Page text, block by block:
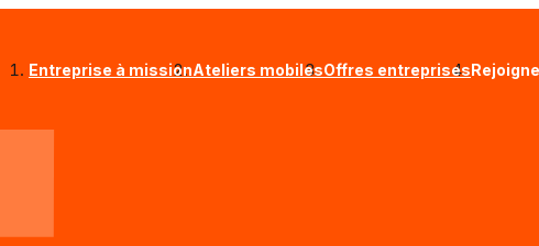
Entreprise à missionAteliers mobilesOffres entreprises